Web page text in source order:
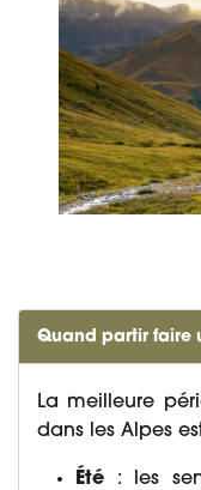
Quand partir faire
La meilleure
dans les Alpes
Été : les